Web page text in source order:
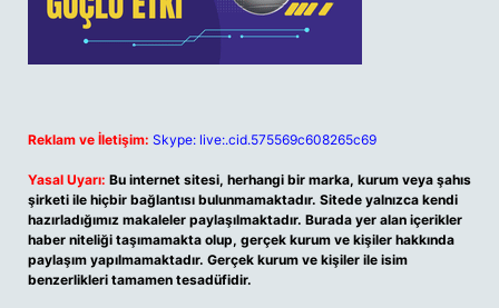
Reklam ve İletişim: Skype: live:.cid.575569c608265c69
Yasal Uyarı: Bu internet sitesi, herhangi bir marka, kurum veya şahıs
şirketi ile hiçbir bağlantısı bulunmamaktadır. Sitede yalnızca kendi
hazırladığımız makaleler paylaşılmaktadır. Burada yer alan içerikler
haber niteliği taşımamakta olup, gerçek kurum ve kişiler hakkında
paylaşım yapılmamaktadır. Gerçek kurum ve kişiler ile isim
benzerlikleri tamamen tesadüfidir.